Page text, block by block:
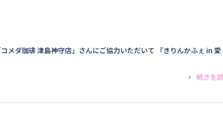
メダ珈琲 津島神守店」さんにご協力いただいて 『きりんかふぇ in 愛
続きを